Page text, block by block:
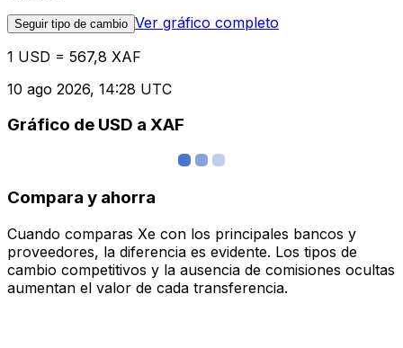
Seguir tipo de cambio Ver gráfico completo
1 USD = 567,8 XAF
10 ago 2026, 14:28 UTC
Gráfico de USD a XAF
Compara y ahorra
Cuando comparas Xe con los principales bancos y
proveedores, la diferencia es evidente. Los tipos de
cambio competitivos y la ausencia de comisiones ocultas
aumentan el valor de cada transferencia.